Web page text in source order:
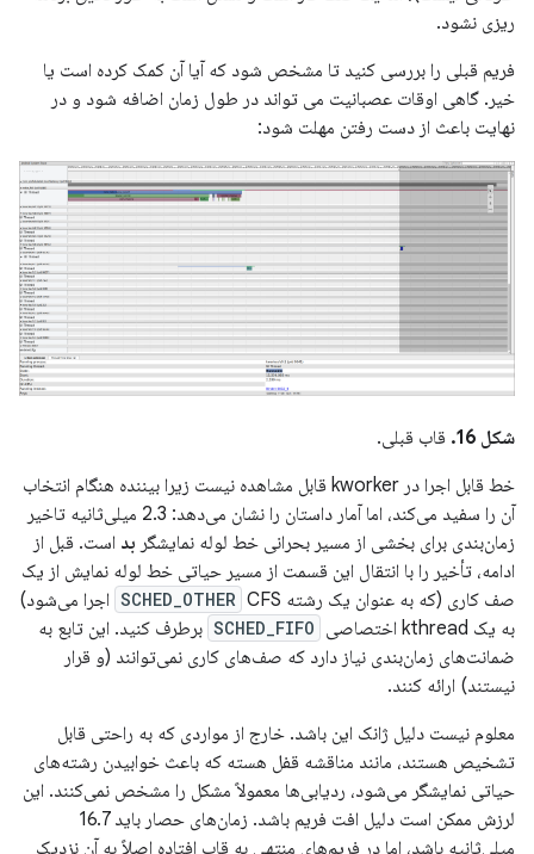
ریزی نشود.
فریم قبلی را بررسی کنید تا مشخص شود که آیا آن کمک کرده است یا
خیر. گاهی اوقات عصبانیت می تواند در طول زمان اضافه شود و در
نهایت باعث از دست رفتن مهلت شود:
شکل 16.
قاب قبلی.
خط قابل اجرا در kworker قابل مشاهده نیست زیرا بیننده هنگام انتخاب
آن را سفید می‌کند، اما آمار داستان را نشان می‌دهد: 2.3 میلی‌ثانیه تاخیر
زمان‌بندی برای بخشی از مسیر بحرانی خط لوله نمایشگر بد است. قبل از
ادامه، تأخیر را با انتقال این قسمت از مسیر حیاتی خط لوله نمایش از یک
صف کاری (که به عنوان یک رشته
SCHED_OTHER CFS اجرا می‌شود)
به یک kthread اختصاصی
SCHED_FIFO برطرف کنید. این تابع به
ضمانت‌های زمان‌بندی نیاز دارد که صف‌های کاری نمی‌توانند (و قرار
نیستند) ارائه کنند.
معلوم نیست دلیل ژانک این باشد. خارج از مواردی که به راحتی قابل
تشخیص هستند، مانند مناقشه قفل هسته که باعث خوابیدن رشته‌های
حیاتی نمایشگر می‌شود، ردیابی‌ها معمولاً مشکل را مشخص نمی‌کنند. این
لرزش ممکن است دلیل افت فریم باشد. زمان‌های حصار باید 16.7
میلی‌ثانیه باشد، اما در فریم‌های منتهی به قاب افتاده اصلاً به آن نزدیک